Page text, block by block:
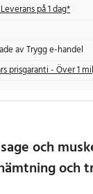
på 1 dag*
av Trygg e-handel
prisgaranti - Över 1
och
och